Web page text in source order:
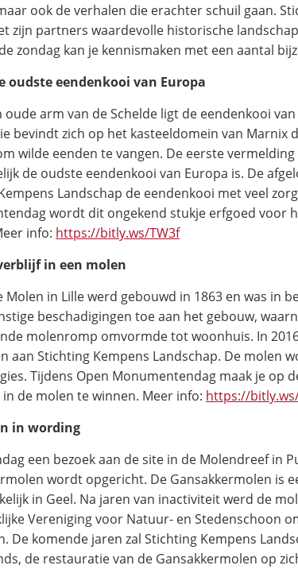
ook de verhalen die erachter schuil gaan.
zijn partners waardevolle historische
zondag kan je kennismaken met een aantal
oudste eendenkooi van Europa
oude arm van de Schelde ligt de eendenkooi
bevindt zich op het kasteeldomein van Marnix
wilde eenden te vangen. De eerste
de oudste eendenkooi van Europa is. De
Landschap de eendenkooi met veel
wordt dit ongekend stukje erfgoed voor
info: https://bitly.ws/TW3f
in een molen
Molen in Lille werd gebouwd in 1863 en was in
beschadigingen toe aan het gebouw,
molenromp omvormde tot woonhuis. In
aan Stichting Kempens Landschap. De molen
Tijdens Open Monumentendag maak je op
de molen te winnen. Meer info: https://
in wording
een bezoek aan de site in de Molendreef in
wordt opgericht. De Gansakkermolen is
in Geel. Na jaren van inactiviteit werd de
Vereniging voor Natuur- en Stedenschoon
De komende jaren zal Stichting Kempens
de restauratie van de Gansakkermolen op